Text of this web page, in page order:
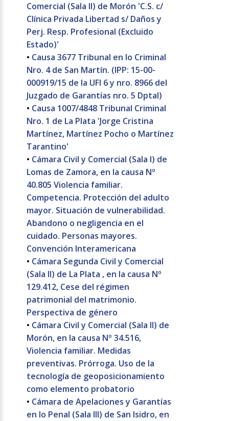
Comercial (Sala II) de Morón 'C.S. c/
Clínica Privada Libertad s/ Daños y
Perj. Resp. Profesional (Excluido
Estado)'
• Causa 3677 Tribunal en lo Criminal
Nro. 4 de San Martín. (IPP: 15-00-
000919/15 de la UFI 6 y nro. 8966 del
Juzgado de Garantías nro. 5 Dptal)
• Causa 1007/4848 Tribunal Criminal
Nro. 1 de La Plata 'Jorge Cristina
Martínez, Martínez Pocho o Martínez
Tarantino'
• Cámara Civil y Comercial (Sala I) de
Lomas de Zamora, en la causa Nº
40.805 Violencia familiar.
Competencia. Protección del adulto
mayor. Situación de vulnerabilidad.
Abandono o negligencia en el
cuidado. Personas mayores.
Convención Interamericana
• Cámara Segunda Civil y Comercial
(Sala II) de La Plata , en la causa Nº
129.412, Cese del régimen
patrimonial del matrimonio.
Perspectiva de género
• Cámara Civil y Comercial (Sala II) de
Morón, en la causa Nº 34.516,
Violencia familiar. Medidas
preventivas. Prórroga. Uso de la
tecnología de geoposicionamiento
como elemento probatorio
• Cámara de Apelaciones y Garantías
en lo Penal (Sala III) de San Isidro, en